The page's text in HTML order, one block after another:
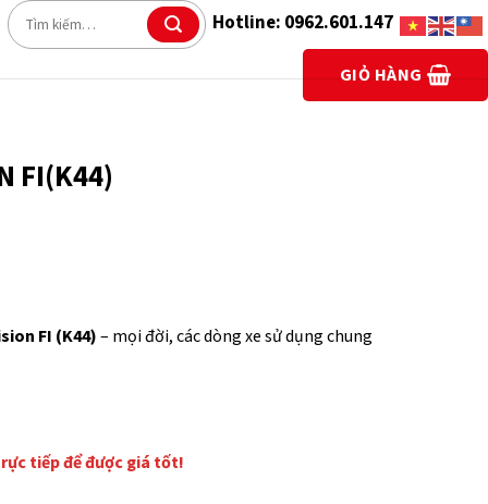
Tìm
kiếm:
Hotline: 0962.601.147
GIỎ HÀNG
FI(K44)
FI (K44)– mọi đời, các dòng xe sử dụng chung
tiếp để được giá tốt!